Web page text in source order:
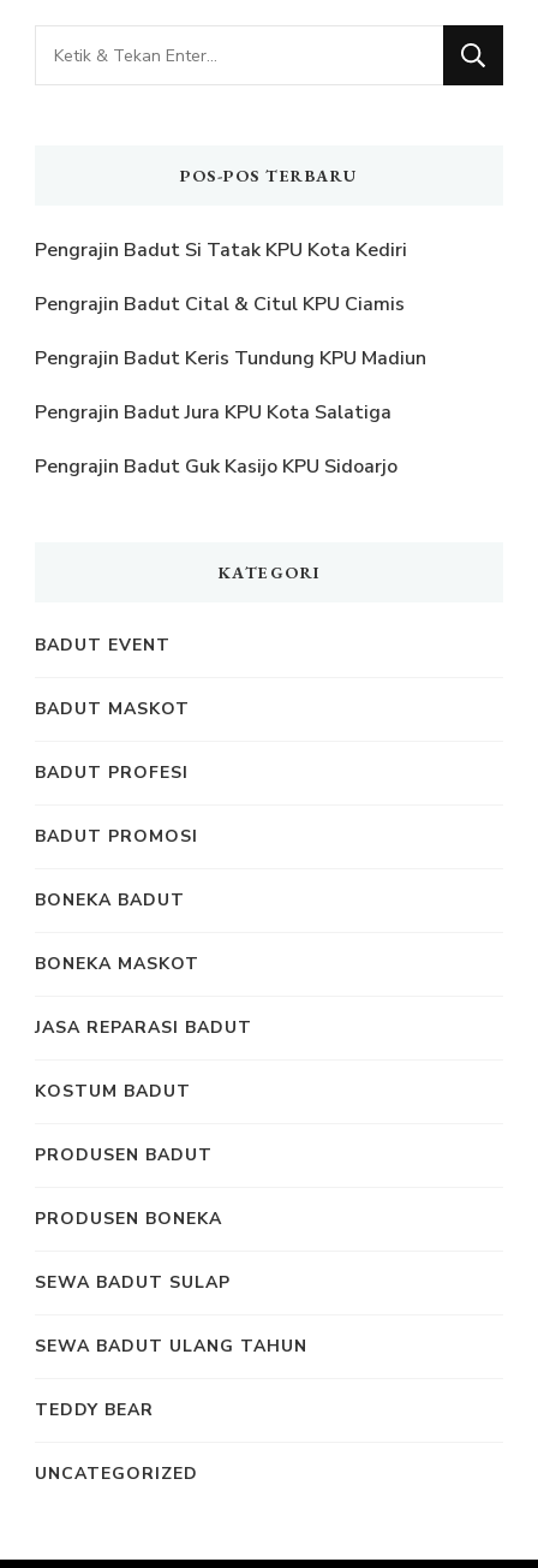
Mencari
Sesuatu?
POS-POS TERBARU
Pengrajin Badut Si Tatak KPU Kota Kediri
Pengrajin Badut Cital & Citul KPU Ciamis
Pengrajin Badut Keris Tundung KPU Madiun
Pengrajin Badut Jura KPU Kota Salatiga
Pengrajin Badut Guk Kasijo KPU Sidoarjo
KATEGORI
BADUT EVENT
BADUT MASKOT
BADUT PROFESI
BADUT PROMOSI
BONEKA BADUT
BONEKA MASKOT
JASA REPARASI BADUT
KOSTUM BADUT
PRODUSEN BADUT
PRODUSEN BONEKA
SEWA BADUT SULAP
SEWA BADUT ULANG TAHUN
TEDDY BEAR
UNCATEGORIZED